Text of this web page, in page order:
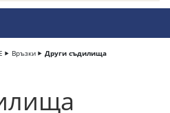
Връзки Други съдилища